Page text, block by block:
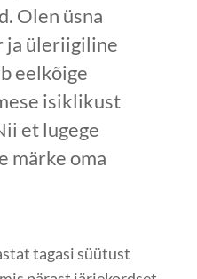
Olen üsna
ja üleriigiline
eelkõige
isiklikust
et lugege
märke oma
tagasi süütust